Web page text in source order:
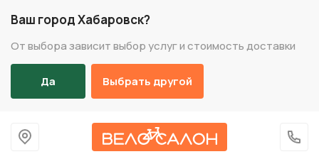
Ваш город Хабаровск?
От выбора зависит выбор услуг и стоимость доставки
Да Выбрать другой
На главную
+7